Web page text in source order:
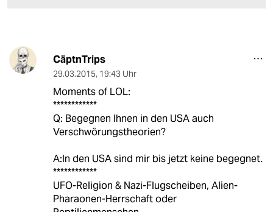
CäptnTrips
29.03.2015, 19:43 Uhr
Moments of LOL:
************
Q: Begegnen Ihnen in den USA auch
Verschwörungstheorien?
A:In den USA sind mir bis jetzt keine begegnet.
************
UFO-Religion & Nazi-Flugscheiben, Alien-
Pharaonen-Herrschaft oder